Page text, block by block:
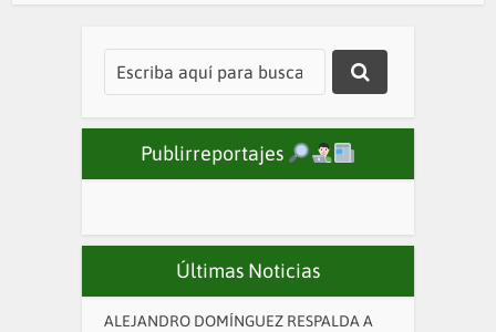
Publirreportajes
Últimas Noticias
ALEJANDRO DOMÍNGUEZ RESPALDA A